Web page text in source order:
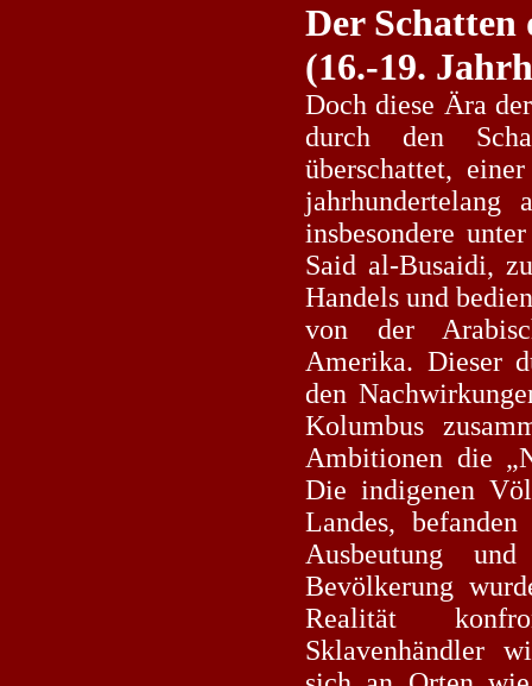
Der Schatten
(16.-19.
Doch diese Ära
durch den
überschattet,
jahrhundertelang
insbesondere
Said al-Busaidi,
Handels und
von der
Amerika. Dieser
den
Kolumbus
Ambitionen die
Die indigenen
Landes,
Ausbeutung
Bevölkerung
Realität
Sklavenhändler